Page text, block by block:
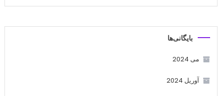
بایگانی‌ها
می 2024
آوریل 2024